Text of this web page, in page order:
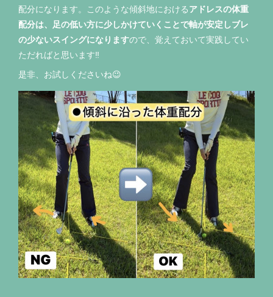
配分になります。このような傾斜地におけるアドレスの体重
配分は、足の低い方に少しかけていくことで軸が安定しブレ
の少ないスイングになりますので、覚えておいて実践してい
ただればと思います‼️
是非、お試しくださいね😉